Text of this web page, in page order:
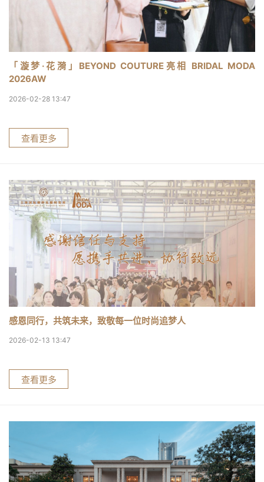
「漩梦·花漪」BEYOND COUTURE亮相 BRIDAL MODA
2026AW
2026-02-28 13:47
查看更多
感恩同行，共筑未来，致敬每一位时尚追梦人
2026-02-13 13:47
查看更多